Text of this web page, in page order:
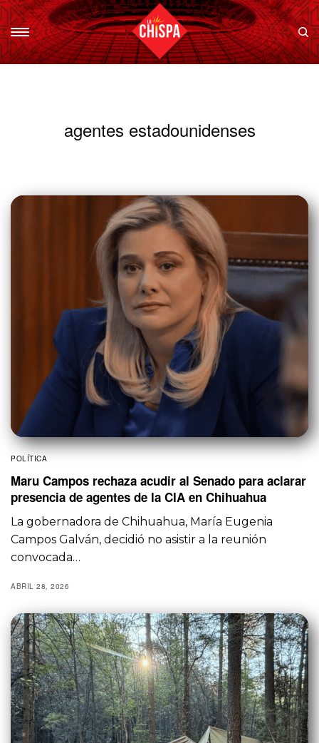
agentes estadounidenses
POLÍTICA
Maru Campos rechaza acudir al Senado para aclarar
presencia de agentes de la CIA en Chihuahua
La gobernadora de Chihuahua, María Eugenia
Campos Galván, decidió no asistir a la reunión
convocada…
ABRIL 28, 2026